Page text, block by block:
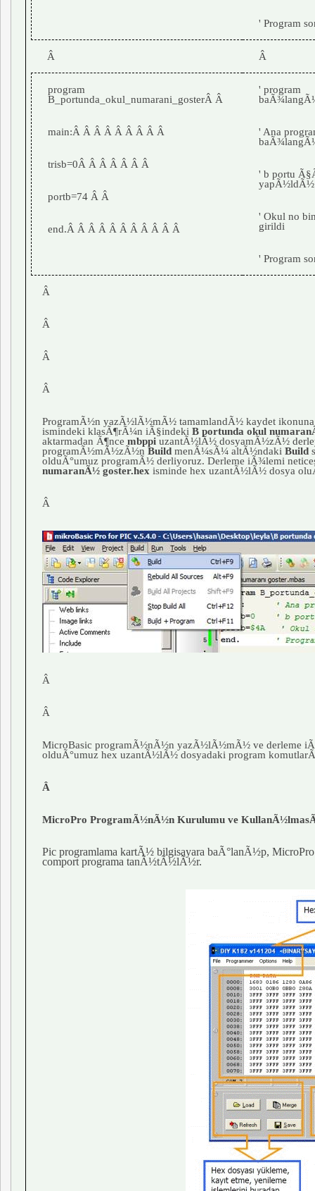
' Program
Â Â
program
B_portunda_okul_numarani_gosterÂ Â
main:Â Â Â Â Â Â Â Â Â
trisb=0Â Â Â Â Â Â Â
portb=74 Â Â
end.Â Â Â Â Â Â Â Â Â Â Â
' program
' Ana
' b portu
yapÃ½ldÃ½
' Okul no
girildi
' Program
Â
Â
Â
Â
ProgramÃ½n yazÃ½lÃ½mÃ½ tamamlandÃ½ kaydet
ismindeki klasÃ¶rÃ¼n iÃ§indeki B portunda okul
aktarmadan Ã¶nce mbppi uzantÃ½lÃ½ dosyamÃ½zÃ½
programÃ½mÃ½zÃ½n BuildmenÃ¼sÃ¼ altÃ½ndaki Build
olduÃ°umuz programÃ½ derliyoruz. Derleme iÃ¾lemi
numaranÃ½ goster.hex isminde hex uzantÃ½lÃ½ dosya
Â
Â
Â
MicroBasic programÃ½nÃ½n yazÃ½lÃ½mÃ½ ve derleme
olduÃ°umuz hex uzantÃ½lÃ½ dosyadaki program
Â
MicroPro ProgramÃ½nÃ½n Kurulumu ve
Pic programlama kartÃ½ bilgisayara baÃ°lanÃ½p,
comport programa tanÃ½tÃ½lÃ½r.